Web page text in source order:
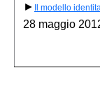
► Il modello
28 maggio